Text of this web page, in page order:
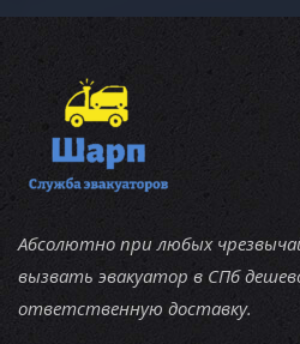
Абсолютно при любых
вызвать эвакуатор в СПб
ответственную доставку.